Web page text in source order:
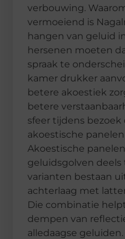
verbouwing.
vermoeiend is
hangen van geluid
hersenen moeten
spraak te
kamer drukker
betere akoestiek
betere
sfeer tijdens
akoestische
Akoestische
geluidsgolven deels
varianten bestaan
achterlaag met
Die combinatie
dempen van
alledaagse